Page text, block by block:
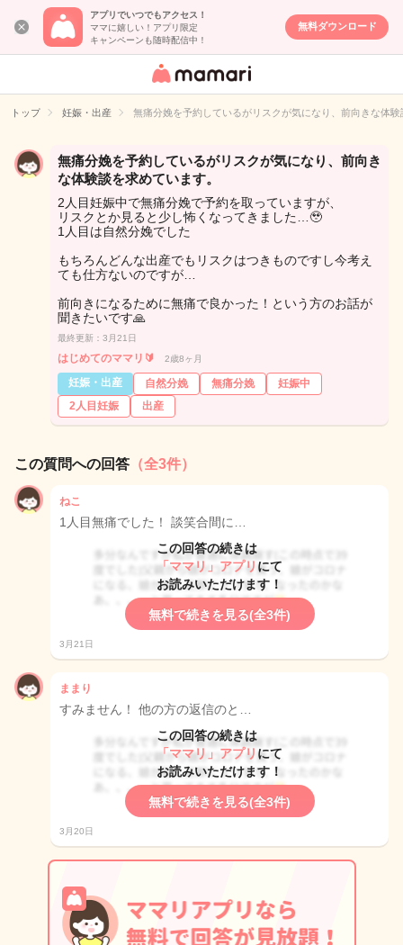
アプリでいつでもアクセス！
ママに嬉しい！アプリ限定
キャンペーンも随時配信中！
無料ダウンロード
女性専用匿名QA
イト
トップ 妊娠・出産 無痛分娩を予約しているがリスクが気になり、前向きな体
無痛分娩を予約しているがリスクが気になり、前向き
な体験談を求めています。
2人目妊娠中で無痛分娩で予約を取っていますが、
リスクとか見ると少し怖くなってきました…🥹
1人目は自然分娩でした
もちろんどんな出産でもリスクはつきものですし今考え
ても仕方ないのですが…
前向きになるために無痛で良かった！という方のお話が
聞きたいです🙏
最終更新：3月21日
はじめてのママリ🔰 2歳8ヶ月
妊娠・出産 自然分娩 無痛分娩
妊娠中
2人目妊娠
出産
この質問への回答 （全3件）
ねこ
1人目無痛でした！ 談笑合間に…
この回答の続きは
「ママリ」アプリ にて
お読みいただけます！
無料で続きを見る(全3件)
3月21日
ままり
すみません！ 他の方の返信のと…
この回答の続きは
「ママリ」アプリ にて
お読みいただけます！
無料で続きを見る(全3件)
3月20日